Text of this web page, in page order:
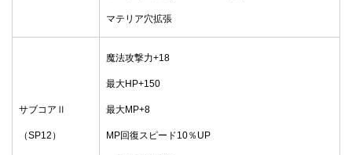
マテリア穴拡張
サブコアⅡ
（SP12）
魔法攻撃力+18
最大HP+150
最大MP+8
MP回復スピード10％UP